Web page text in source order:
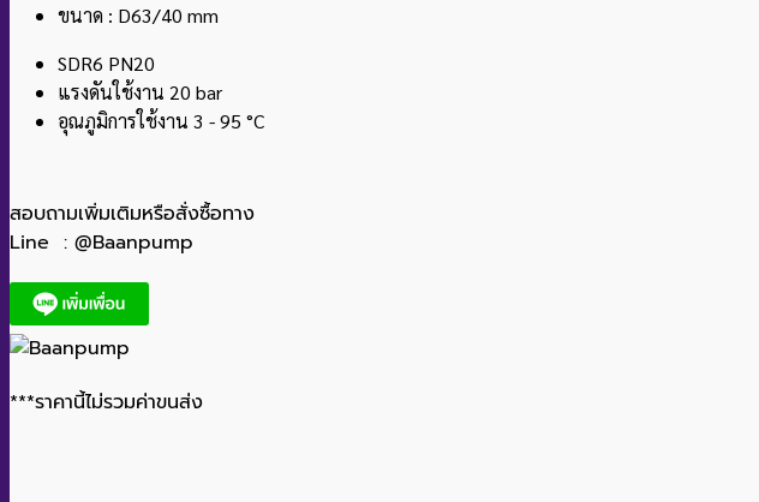
ขนาด : D63/40 mm
SDR6 PN20
แรงดันใช้งาน 20 bar
อุณภูมิการใช้งาน 3 - 95 °C
สอบถามเพิ่มเติมหรือสั่งซื้อทาง
Line : @Baanpump
***ราคานี้ไม่รวมค่าขนส่ง